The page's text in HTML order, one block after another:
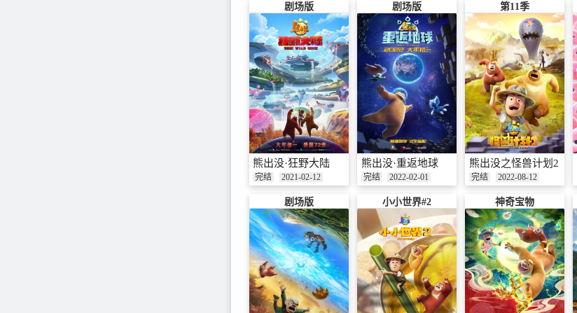
剧场版
熊出没·狂野大陆
完结 2021-02-12
剧场版
熊出没·重返地球
完结 2022-02-01
第11季
熊出没之怪兽计划2
完结 2022-08-12
剧场版 小小世界#2 神奇宝物